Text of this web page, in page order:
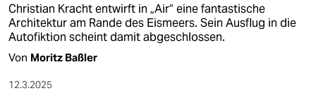
Christian Kracht entwirft in „Air“ eine fantastische
Architektur am Rande des Eismeers. Sein Ausflug in die
Autofiktion scheint damit abgeschlossen.
Von Moritz Baßler
12.3.2025